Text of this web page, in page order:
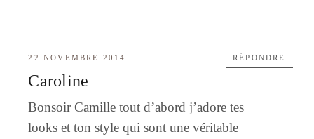
22 NOVEMBRE 2014
Caroline
Bonsoir Camille tout d’abord j’adore tes
looks et ton style qui sont une véritable
RÉPONDRE